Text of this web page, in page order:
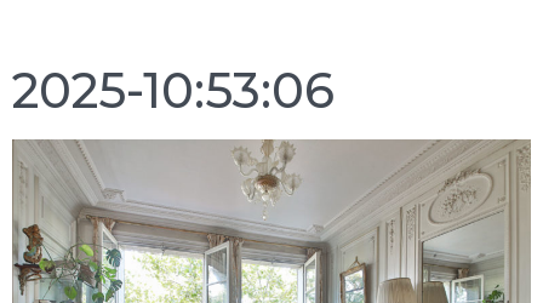
2025-10:53:06